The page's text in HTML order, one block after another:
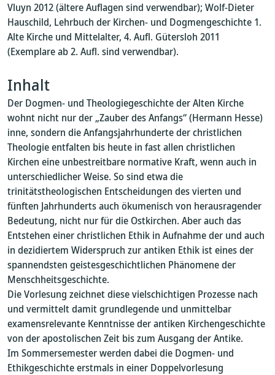
Vluyn 2012 (ältere Auflagen sind verwendbar); Wolf-Dieter
Hauschild, Lehrbuch der Kirchen- und Dogmengeschichte 1.
Alte Kirche und Mittelalter, 4. Aufl. Gütersloh 2011
(Exemplare ab 2. Aufl. sind verwendbar).
Inhalt
Der Dogmen- und Theologiegeschichte der Alten Kirche
wohnt nicht nur der „Zauber des Anfangs“ (Hermann Hesse)
inne, sondern die Anfangsjahrhunderte der christlichen
Theologie entfalten bis heute in fast allen christlichen
Kirchen eine unbestreitbare normative Kraft, wenn auch in
unterschiedlicher Weise. So sind etwa die
trinitätstheologischen Entscheidungen des vierten und
fünften Jahrhunderts auch ökumenisch von herausragender
Bedeutung, nicht nur für die Ostkirchen. Aber auch das
Entstehen einer christlichen Ethik in Aufnahme der und auch
in dezidiertem Widerspruch zur antiken Ethik ist eines der
spannendsten geistesgeschichtlichen Phänomene der
Menschheitsgeschichte.
Die Vorlesung zeichnet diese vielschichtigen Prozesse nach
und vermittelt damit grundlegende und unmittelbar
examensrelevante Kenntnisse der antiken Kirchengeschichte
von der apostolischen Zeit bis zum Ausgang der Antike.
Im Sommersemester werden dabei die Dogmen- und
Ethikgeschichte erstmals in einer Doppelvorlesung